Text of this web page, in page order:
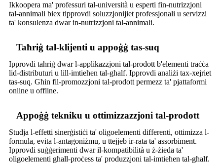
Ikkoopera ma' professuri tal-università u esperti fin-nutrizzjoni
tal-annimali biex tipprovdi soluzzjonijiet professjonali u servizzi
ta' konsulenza dwar in-nutrizzjoni tal-annimali.
Taħriġ tal-klijenti u appoġġ tas-suq
Ipprovdi taħriġ dwar l-applikazzjoni tal-prodott b'elementi traċċa
lid-distributuri u lill-imtieħen tal-għalf. Ipprovdi analiżi tax-xejriet
tas-suq. Għin fil-promozzjoni tal-prodott permezz ta' pjattaformi
online u offline.
Appoġġ tekniku u ottimizzazzjoni tal-prodott
Studja l-effetti sinerġistiċi ta' oligoelementi differenti, ottimizza l-
formula, evita l-antagoniżmu, u ttejjeb ir-rata ta' assorbiment.
Ipprovdi suġġerimenti dwar il-kompatibilità u ż-żieda ta'
oligoelementi għall-proċess ta' produzzjoni tal-imtieħen tal-għalf.